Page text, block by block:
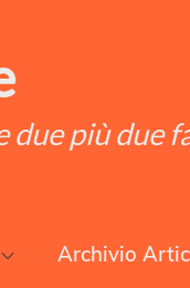
due più due
Archivio